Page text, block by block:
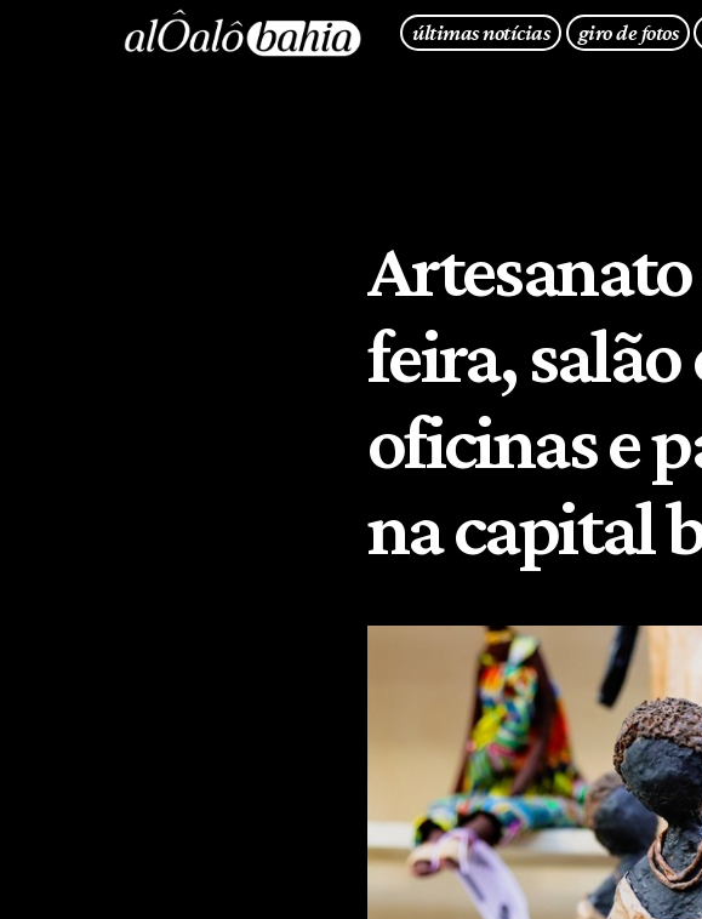
últimas notícias giro de fotos
feira, salão
oficinas e
na capital